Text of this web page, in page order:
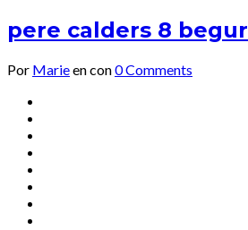
pere calders 8 begur
Por Marieencon0 Comments